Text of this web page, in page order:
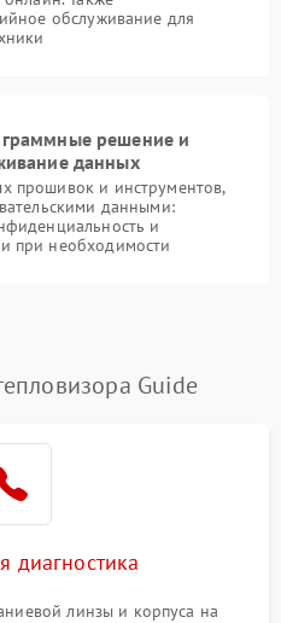
обслуживание для
решение и
данных
прошивок и инструментов,
данными:
и
при необходимости
Guide
диагностика
линзы и корпуса на